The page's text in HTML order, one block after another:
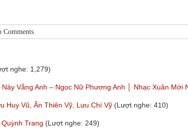
Comments
nghe: 1,279)
Vắng Anh – Ngọc Nữ Phương Anh │ Nhạc Xuân Mới
Huy Vũ, Ân Thiên Vỹ, Lưu Chí Vỹ (Lượt nghe: 410)
Trang (Lượt nghe: 249)